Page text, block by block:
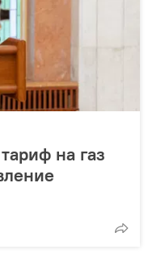
на газ